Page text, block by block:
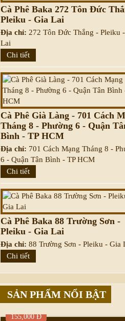
Cà Phê Baka 272 Tôn Đức
Pleiku - Gia Lai
Địa chỉ: 272 Tôn Đức Thắng - Pleiku
Lai
Chi tiết
Cà Phê Già Làng - 701 Cách
Tháng 8 - Phường 6 - Quận
Bình - TP HCM
Địa chỉ: 701 Cách Mạng Tháng 8 -
6 - Quận Tân Bình - TP HCM
Chi tiết
Cà Phê Baka 88 Trường Sơn -
Pleiku - Gia Lai
Địa chỉ: 88 Trường Sơn - Pleiku - Gia
Chi tiết
SẢN PHẨM NỔI BẬT
155,000 Đ